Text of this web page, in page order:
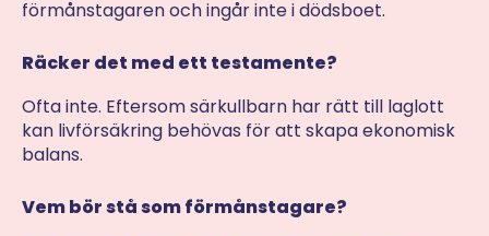
förmånstagaren och ingår inte i dödsboet.
Räcker det med ett testamente?
Ofta inte. Eftersom särkullbarn har rätt till laglott
kan livförsäkring behövas för att skapa ekonomisk
balans.
Vem bör stå som förmånstagare?